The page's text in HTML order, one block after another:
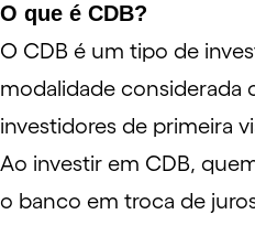
O que é CDB?
O CDB é um tipo de
modalidade considerada
investidores de primeira
Ao investir em CDB,
o banco em troca de